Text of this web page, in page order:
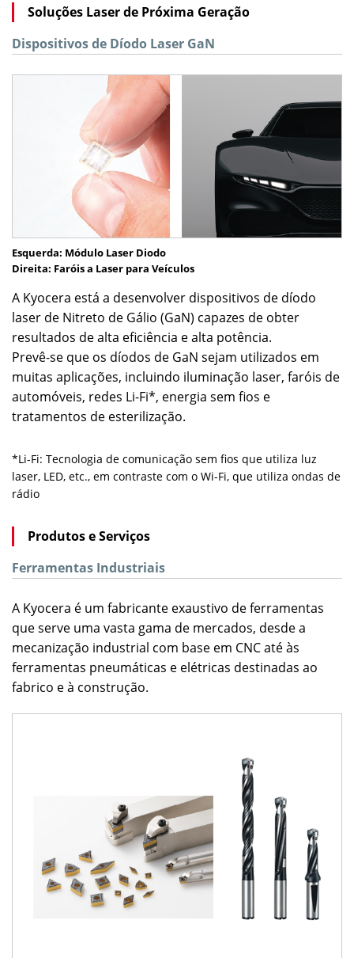
Soluções Laser de Próxima Geração
Dispositivos de Díodo Laser GaN
Esquerda: Módulo Laser Diodo
Direita: Faróis a Laser para Veículos
A Kyocera está a desenvolver dispositivos de díodo
laser de Nitreto de Gálio (GaN) capazes de obter
resultados de alta eficiência e alta potência.
Prevê-se que os díodos de GaN sejam utilizados em
muitas aplicações, incluindo iluminação laser, faróis de
automóveis, redes Li-Fi*, energia sem fios e
tratamentos de esterilização.
*Li-Fi: Tecnologia de comunicação sem fios que utiliza luz
laser, LED, etc., em contraste com o Wi-Fi, que utiliza ondas de
rádio
Produtos e Serviços
Ferramentas Industriais
A Kyocera é um fabricante exaustivo de ferramentas
que serve uma vasta gama de mercados, desde a
mecanização industrial com base em CNC até às
ferramentas pneumáticas e elétricas destinadas ao
fabrico e à construção.